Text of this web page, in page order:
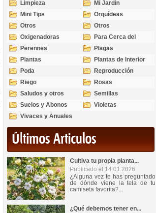
Limpieza
Mi Jardin
Mini Tips
Orquídeas
Otros
Otros
Oxigenadoras
Para Cerca del
Estanque
Perennes
Plagas
Plantas
Plantas de Interior
Poda
Reproducción
Riego
Rosas
Saludos y otros
temas
Semillas
Suelos y Abonos
Violetas
Vivaces y Anuales
Últimos Articulos
Cultiva tu propia planta...
Publicado el 14.01.2026
¿Alguna vez te has preguntado
de dónde viene la tela de tu
camiseta favorita?...
¿Qué debemos tener en...